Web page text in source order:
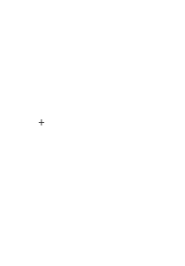
+